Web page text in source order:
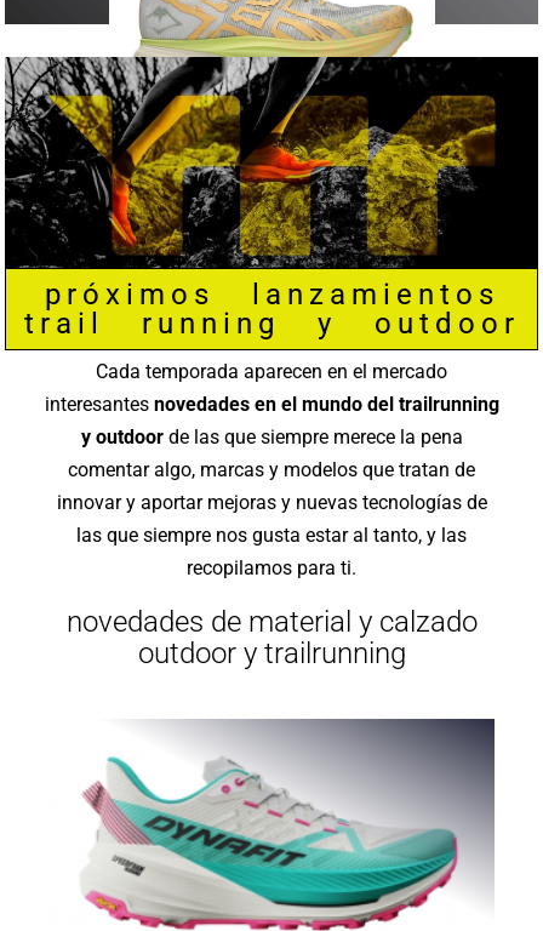
próximos lanzamientos
trail running y outdoor
Cada temporada aparecen en el mercado
interesantes novedades en el mundo del trailrunning
y outdoorde las que siempre merece la pena
comentar algo, marcas y modelos que tratan de
innovar y aportar mejoras y nuevas tecnologías de
las que siempre nos gusta estar al tanto, y las
recopilamos para ti.
novedades de material y calzado
outdoor y trailrunning